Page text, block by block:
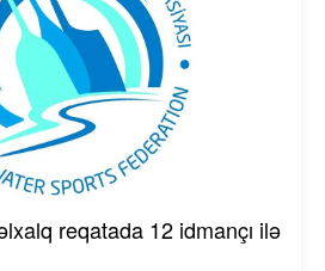
reqatada 12 idmançı ilə